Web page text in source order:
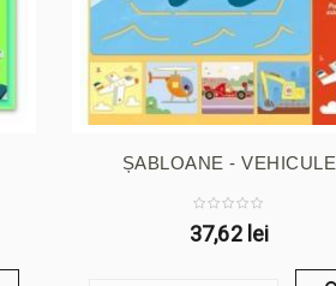
ȘABLOANE - VEHICULE
37,62 lei